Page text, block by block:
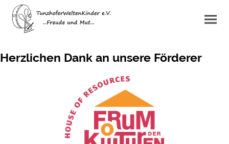
Herzlichen Dank an unsere Förderer